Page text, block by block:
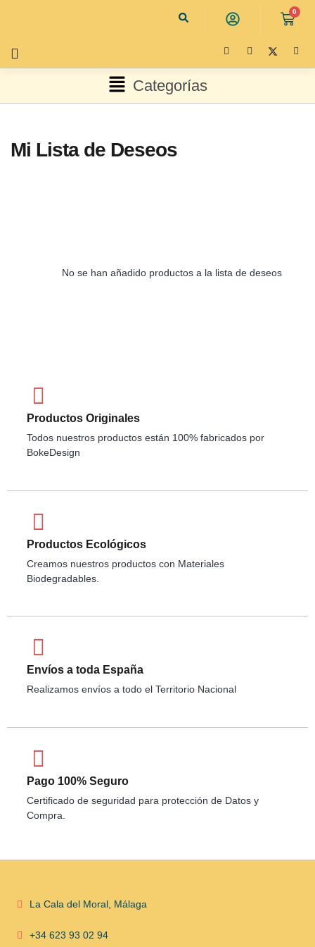
0
Categorías
Mi Lista de Deseos
No se han añadido productos a la lista de deseos
Productos Originales
Todos nuestros productos están 100% fabricados por
BokeDesign
Productos Ecológicos
Creamos nuestros productos con Materiales
Biodegradables.
Envíos a toda España
Realizamos envíos a todo el Territorio Nacional
Pago 100% Seguro
Certificado de seguridad para protección de Datos y
Compra.
La Cala del Moral, Málaga
+34 623 93 02 94